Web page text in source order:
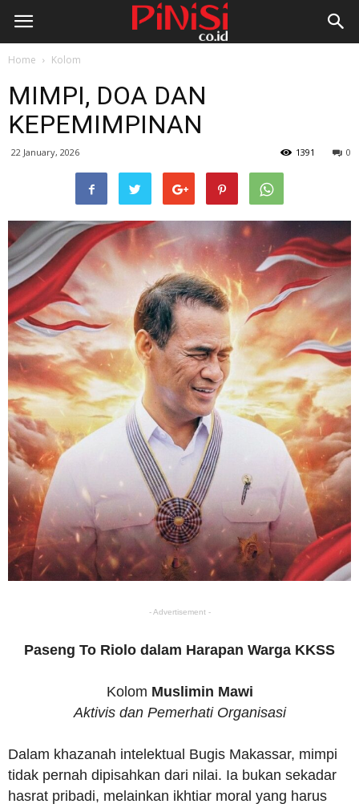
Home Kolom
MIMPI, DOA DAN
KEPEMIMPINAN
22 January, 2026 0
1391
- Advertisement -
Paseng To Riolo dalam Harapan Warga KKSS
Kolom Muslimin Mawi
Aktivis dan Pemerhati Organisasi
Dalam khazanah intelektual Bugis Makassar, mimpi
tidak pernah dipisahkan dari nilai. Ia bukan sekadar
hasrat pribadi, melainkan ikhtiar moral yang harus